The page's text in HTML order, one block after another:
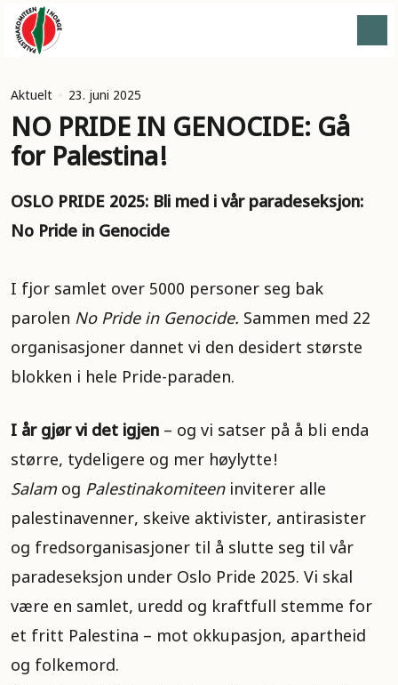
Aktuelt 23. juni 2025
NO PRIDE IN GENOCIDE: Gå
for Palestina!
OSLO PRIDE 2025: Bli med i vår paradeseksjon:
No Pride in Genocide
I fjor samlet over 5000 personer seg bak
parolen No Pride in Genocide. Sammen med 22
organisasjoner dannet vi den desidert største
blokken i hele Pride-paraden.
I år gjør vi det igjen – og vi satser på å bli enda
større, tydeligere og mer høylytte!
Salam og Palestinakomiteeninviterer alle
palestinavenner, skeive aktivister, antirasister
og fredsorganisasjoner til å slutte seg til vår
paradeseksjon under Oslo Pride 2025. Vi skal
være en samlet, uredd og kraftfull stemme for
et fritt Palestina – mot okkupasjon, apartheid
og folkemord.